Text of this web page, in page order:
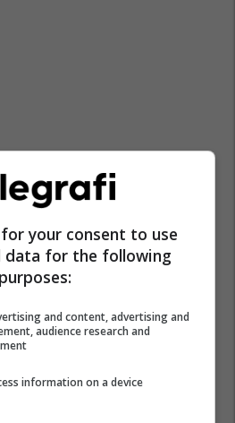
your consent to use
data for the following
purposes:
and content, advertising and
audience research and
information on a device